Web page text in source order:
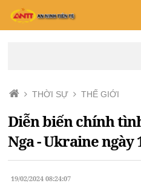
THỜI SỰ THẾ GIỚI
Diễn biến chính
Nga - Ukraine ngày
19/02/2024 08:24:07